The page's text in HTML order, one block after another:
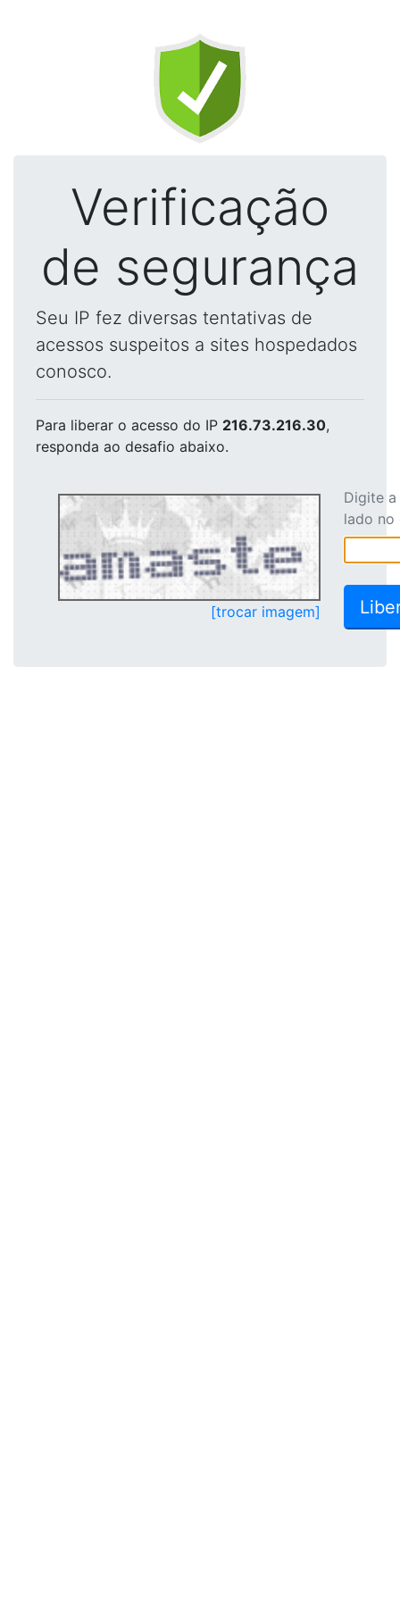
Verificação
de segurança
Seu IP fez diversas tentativas de
acessos suspeitos a sites hospedados
conosco.
Para liberar o acesso do IP 216.73.216.30,
responda ao desafio abaixo.
[trocar imagem]
Digite
lado no